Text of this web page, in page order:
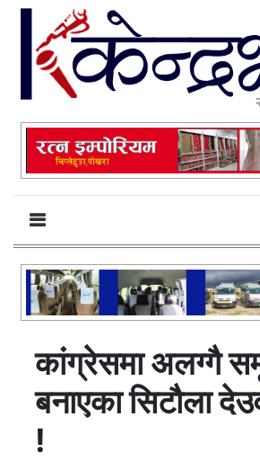
कांग्रेसमा अलग्गै
बनाएका सिटौला
!